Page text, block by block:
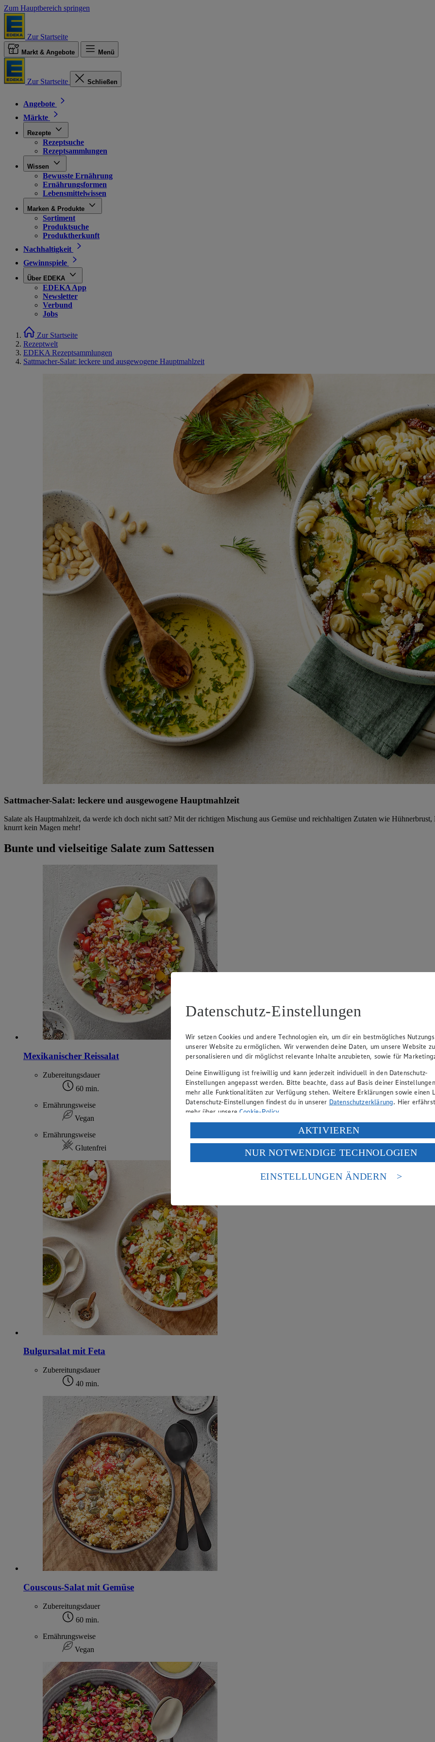
Zum Hauptbereich springen
Zur Startseite
Markt & Angebote Menü
Zur Startseite Schließen
Angebote
Märkte
Rezepte
Rezeptsuche
Rezeptsammlungen
Wissen
Bewusste Ernährung
Ernährungsformen
Lebensmittelwissen
Marken & Produkte
Sortiment
Produktsuche
Produktherkunft
Nachhaltigkeit
Gewinnspiele
Über EDEKA
EDEKA App
Newsletter
Verbund
Jobs
Zur Startseite
Rezeptwelt
EDEKA Rezeptsammlungen
Sattmacher-Salat: leckere und ausgewogene Hauptmahlzeit
Sattmacher-Salat: leckere und ausgewogene Hauptmahlzeit
Salate als Hauptmahlzeit, da werde ich doch nicht satt? Mit der richtigen Mischung aus Gemüse und reichhaltigen Zutaten wie
knurrt kein Magen mehr!
Bunte und vielseitige Salate zum Sattessen
Mexikanischer Reissalat
Zubereitungsdauer
60 min.
Ernährungsweise
Vegan
Ernährungsweise
Glutenfrei
Bulgursalat mit Feta
Zubereitungsdauer
40 min.
Couscous-Salat mit Gemüse
Zubereitungsdauer
60 min.
Ernährungsweise
Vegan
Datenschutz-Einstellungen
Wir setzen Cookies und andere Technologien ein, um dir ein bestmögliches
unserer Website zu ermöglichen. Wir verwenden deine Daten, um unsere Website zu
personalisieren und dir möglichst relevante Inhalte anzubieten, sowie für
Deine Einwilligung ist freiwillig und kann jederzeit individuell in den Datenschutz-
Einstellungen angepasst werden. Bitte beachte, dass auf Basis deiner
mehr alle Funktionalitäten zur Verfügung stehen. Weitere Erklärungen sowie einen
Datenschutz-Einstellungen findest du in unserer Datenschutzerklärung. Hier
mehr über unsereCookie-Policy.
Verarbeitung deiner personenbezogenen Daten in den USA durch Facebook und
Wenn du auf „Aktivieren“ klickst, willigst du im Sinne des Art. 49 Abs. 1 Satz 1 lit.
ein, dass deine Daten in den USA verarbeitet werden. Der EuGH sieht die USA als
einem nach europäischen Standards nicht angemessenen Datenschutzniveau an. Es
Risiko eines Zugriffs durch US-amerikanische Behörden.
AKTIVIEREN
NUR NOTWENDIGE TECHNOLOGIEN
EINSTELLUNGEN ÄNDERN